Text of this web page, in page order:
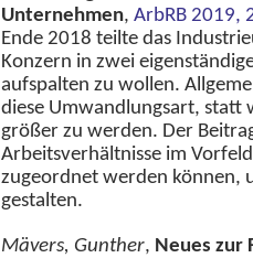
Unternehmen, ArbRB 2019,
Ende 2018 teilte das
Konzern in zwei
aufspalten zu wollen.
diese Umwandlungsart, statt
größer zu werden. Der
Arbeitsverhältnisse im
zugeordnet werden können,
gestalten.
Mävers, Gunther, Neues zur